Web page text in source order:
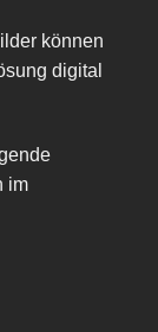
können
digital
im